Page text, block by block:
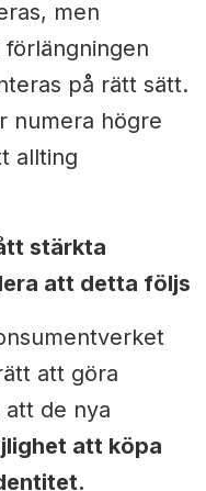
men
på rätt sätt.
numera högre
allting
stärkta
att detta följs
att göra
de nya
att köpa